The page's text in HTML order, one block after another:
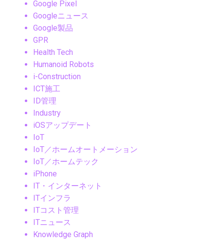
Google Pixel
Googleニュース
Google製品
GPR
Health Tech
Humanoid Robots
i-Construction
ICT施工
ID管理
Industry
iOSアップデート
IoT
IoT／ホームオートメーション
IoT／ホームテック
iPhone
IT・インターネット
ITインフラ
ITコスト管理
ITニュース
Knowledge Graph